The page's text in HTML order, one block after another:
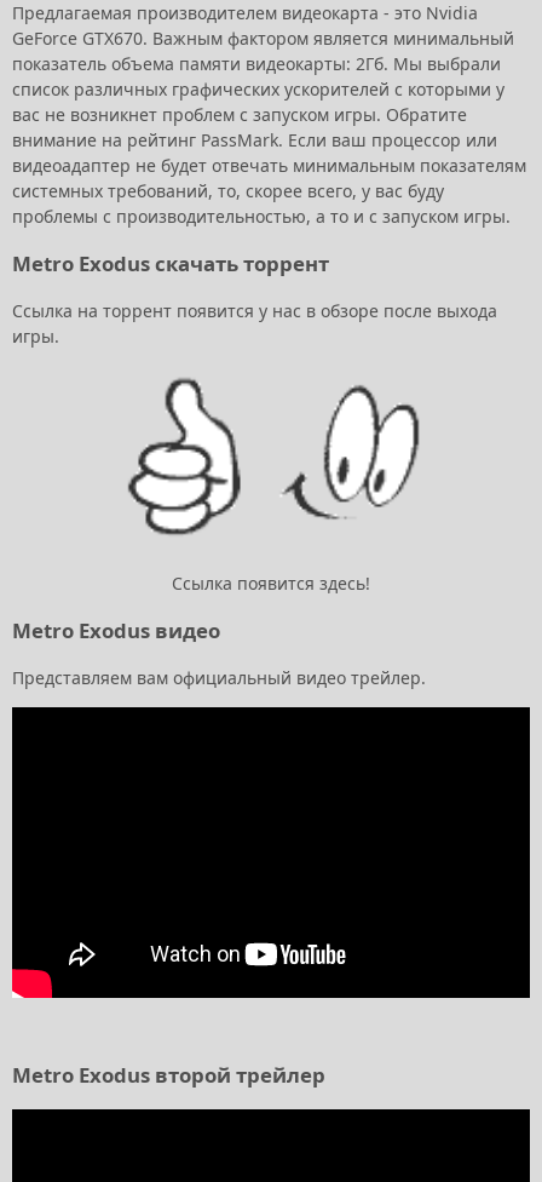
Предлагаемая производителем видеокарта - это Nvidia
GeForce GTX670. Важным фактором является минимальный
показатель объема памяти видеокарты: 2Гб. Мы выбрали
список различных графических ускорителей с которыми у
вас не возникнет проблем с запуском игры. Обратите
внимание на рейтинг PassMark. Если ваш процессор или
видеоадаптер не будет отвечать минимальным показателям
системных требований, то, скорее всего, у вас буду
проблемы с производительностью, а то и с запуском игры.
Metro Exodus скачать торрент
Ссылка на торрент появится у нас в обзоре после выхода
игры.
Ссылка появится здесь!
Metro Exodus видео
Представляем вам официальный видео трейлер.
Metro Exodus второй трейлер